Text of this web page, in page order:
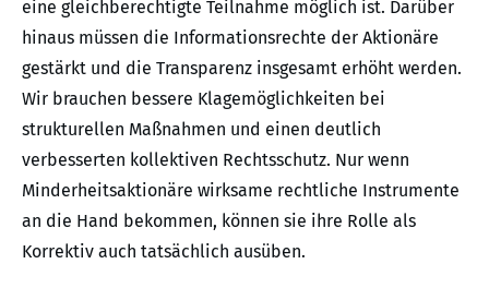
eine gleichberechtigte Teilnahme möglich ist. Darüber
hinaus müssen die Informationsrechte der Aktionäre
gestärkt und die Transparenz insgesamt erhöht werden.
Wir brauchen bessere Klagemöglichkeiten bei
strukturellen Maßnahmen und einen deutlich
verbesserten kollektiven Rechtsschutz. Nur wenn
Minderheitsaktionäre wirksame rechtliche Instrumente
an die Hand bekommen, können sie ihre Rolle als
Korrektiv auch tatsächlich ausüben.